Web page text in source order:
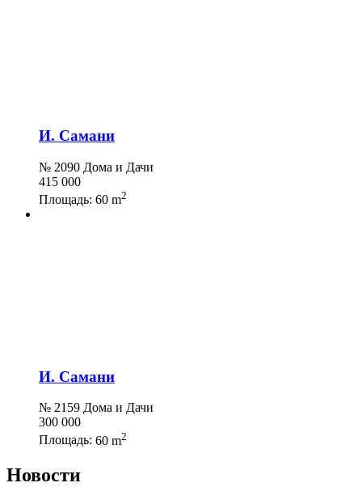
И. Самани
№ 2090 Дома и Дачи
415 000
Площадь: 60 m2
И. Самани
№ 2159 Дома и Дачи
300 000
Площадь: 60 m2
Новости